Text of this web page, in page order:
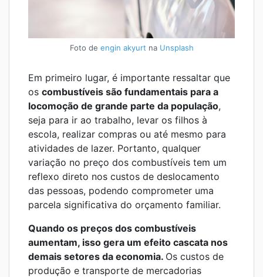
Foto de engin akyurt na Unsplash
Em primeiro lugar, é importante ressaltar que
os combustíveis são fundamentais para a
locomoção de grande parte da população,
seja para ir ao trabalho, levar os filhos à
escola, realizar compras ou até mesmo para
atividades de lazer. Portanto, qualquer
variação no preço dos combustíveis tem um
reflexo direto nos custos de deslocamento
das pessoas, podendo comprometer uma
parcela significativa do orçamento familiar.
Quando os preços dos combustíveis
aumentam, isso gera um efeito cascata nos
demais setores da economia. Os custos de
produção e transporte de mercadorias